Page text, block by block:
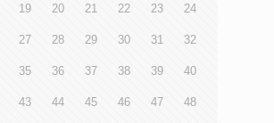
19 20 21 22 23 24
27 28 29 30 31 32
35 36 37 38 39 40
43 44 45 46 47 48